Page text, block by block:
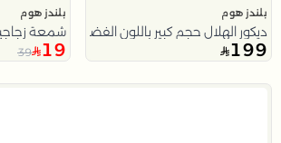
بلندز هوم
ديكور الهلال حجم كبير باللون الفضي و الأزرق من
199
بلندز هوم
شمعة زجاجية
19
39